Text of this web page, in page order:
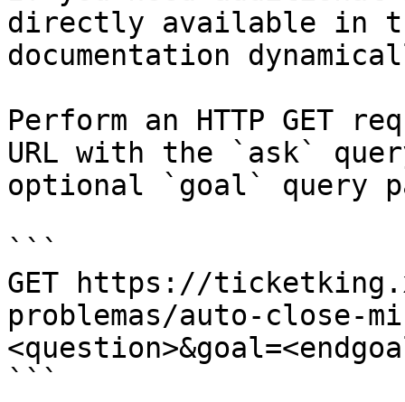
directly available in
documentation
Perform an HTTP GET
URL with the `ask`
optional `goal` query
```
GET https://
problemas/auto-close-
```